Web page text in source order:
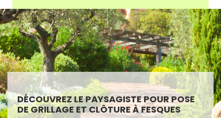
DÉCOUVREZ LE PAYSAGISTE POUR POSE
DE GRILLAGE ET CLÔTURE À FESQUES